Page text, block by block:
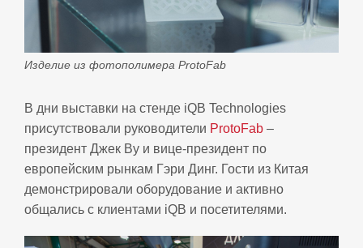
Изделие из фотополимера ProtoFab
В дни выставки на стенде iQB Technologies
присутствовали руководители ProtoFab –
президент Джек Ву и вице-президент по
европейским рынкам Гэри Динг. Гости из Китая
демонстрировали оборудование и активно
общались с клиентами iQB и посетителями.